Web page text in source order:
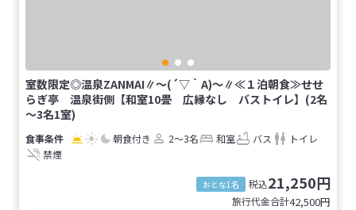
室数限定◎温泉ZANMAI∥～(´▽｀A)～∥≪１泊朝食≫せせ
らぎ亭 温泉街側【和室10畳 広縁なし バストイレ】(2名
～3名1室)
朝食付き 2～3名 和室 バス
トイレ
禁煙
おとな1名 税込21,250円
旅行代金合計42,500円